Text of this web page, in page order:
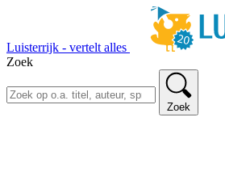
Luisterrijk - vertelt alles
Zoek
Zoek